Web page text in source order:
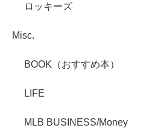
ロッキーズ
Misc.
BOOK（おすすめ本）
LIFE
MLB BUSINESS/Money